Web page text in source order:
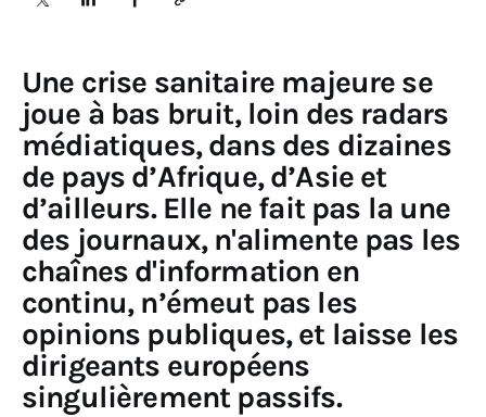
Idées
Humour
Une crise sanitaire majeure se
joue à bas bruit, loin des radars
médiatiques, dans des dizaines
de pays d’Afrique, d’Asie et
d’ailleurs. Elle ne fait pas la une
des journaux, n'alimente pas les
chaînes d'information en
continu, n’émeut pas les
opinions publiques, et laisse les
dirigeants européens
singulièrement passifs.